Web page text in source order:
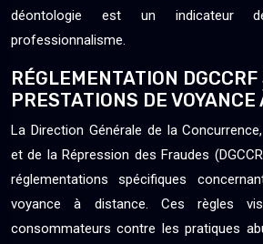
déontologie est un indicateur
professionnalisme.
RÉGLEMENTATION DGCCRF
PRESTATIONS DE VOYANCE
La Direction Générale de la
et de la Répression des Fraudes
réglementations spécifiques
voyance à distance. Ces règles
consommateurs contre les pratiques